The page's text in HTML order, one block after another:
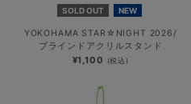
SOLD OUT NEW
YOKOHAMA STAR☆NIGHT 2026/
ブラインドアクリルスタンド
¥1,100 (税込)